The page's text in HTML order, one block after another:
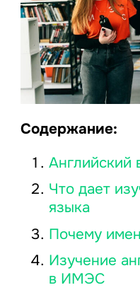
Содержание:
Английский
Что дает
языка
Почему
Изучение
в ИМЭС